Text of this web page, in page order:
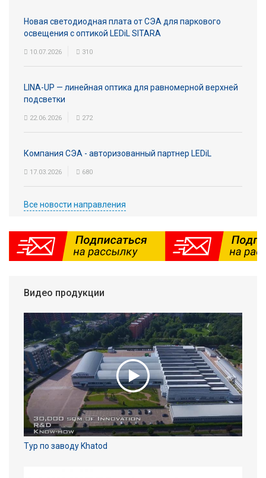
Новая светодиодная плата от СЭА для паркового
освещения с оптикой LEDiL SITARA
10.07.2026 310
LINA-UP — линейная оптика для равномерной верхней
подсветки
22.06.2026 272
Компания СЭА - авторизованный партнер LEDiL
17.03.2026 680
Все новости направления
Видео продукции
Тур по заводу Khatod